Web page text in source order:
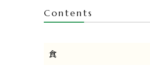
Contents
食